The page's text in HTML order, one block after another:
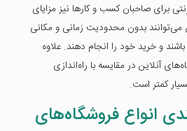
برای صاحبان کسب و کارها نیز مزایای
می‌توانند بدون محدودیت زمانی و مکانی
و خرید خود را انجام دهند. علاوه
آنلاین در مقایسه با راه‌اندازی
کمتر است.
انواع فروشگاه‌های